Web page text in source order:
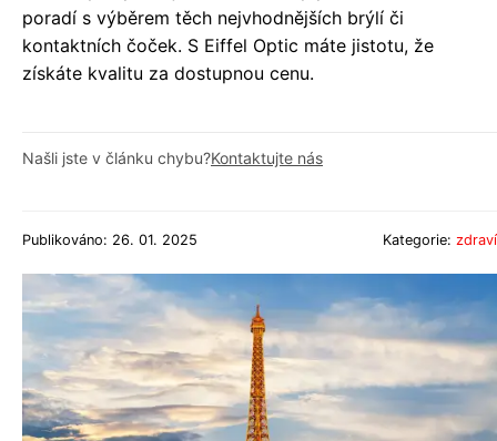
poradí s výběrem těch nejvhodnějších brýlí či
kontaktních čoček. S Eiffel Optic máte jistotu, že
získáte kvalitu za dostupnou cenu.
Našli jste v článku chybu?Kontaktujte nás
Publikováno: 26. 01. 2025 Kategorie: zdraví